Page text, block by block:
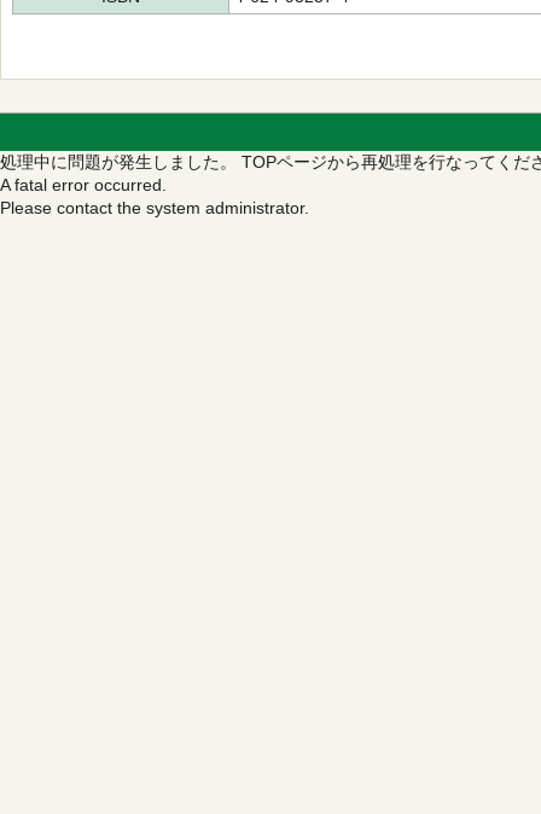
処理中に問題が発生しました。 TOPページから再処理を行なってくだ
A fatal error occurred.
Please contact the system administrator.